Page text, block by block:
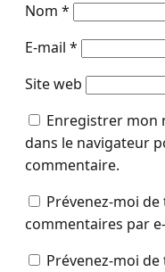
Nom *
E-mail *
Site web
Enregistrer mon
dans le navigateur
commentaire.
Prévenez-moi
commentaires par
Prévenez-moi